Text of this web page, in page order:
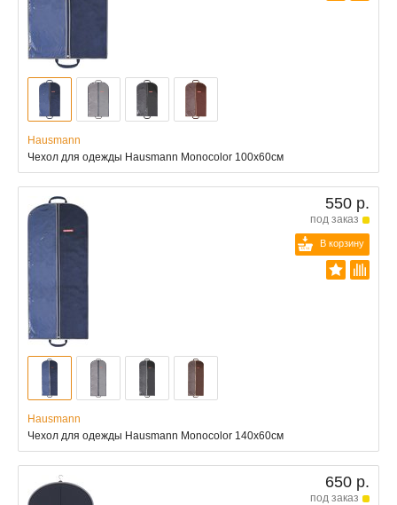
Hausmann
Чехол для одежды Hausmann Monocolor 100x60см
550 р.
под заказ
В корзину
Hausmann
Чехол для одежды Hausmann Monocolor 140x60см
650 р.
под заказ